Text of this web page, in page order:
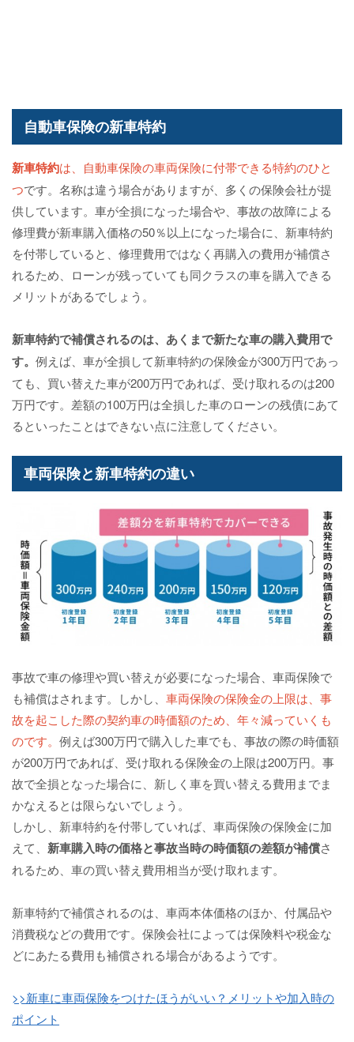
自動車保険の新車特約
新車特約は、自動車保険の車両保険に付帯できる特約のひと
つです。名称は違う場合がありますが、多くの保険会社が提
供しています。車が全損になった場合や、事故の故障による
修理費が新車購入価格の50％以上になった場合に、新車特約
を付帯していると、修理費用ではなく再購入の費用が補償さ
れるため、ローンが残っていても同クラスの車を購入できる
メリットがあるでしょう。
新車特約で補償されるのは、あくまで新たな車の購入費用で
す。 例えば、車が全損して新車特約の保険金が300万円であっ
ても、買い替えた車が200万円であれば、受け取れるのは200
万円です。差額の100万円は全損した車のローンの残債にあて
るといったことはできない点に注意してください。
車両保険と新車特約の違い
事故で車の修理や買い替えが必要になった場合、車両保険で
も補償はされます。しかし、 車両保険の保険金の上限は、事
故を起こした際の契約車の時価額のため、年々減っていくも
のです。 例えば300万円で購入した車でも、事故の際の時価額
が200万円であれば、受け取れる保険金の上限は200万円。事
故で全損となった場合に、新しく車を買い替える費用までま
かなえるとは限らないでしょう。
しかし、新車特約を付帯していれば、車両保険の保険金に加
えて、 新車購入時の価格と事故当時の時価額の差額が補償さ
れるため、車の買い替え費用相当が受け取れます。
新車特約で補償されるのは、車両本体価格のほか、付属品や
消費税などの費用です。保険会社によっては保険料や税金な
どにあたる費用も補償される場合があるようです。
>>新車に車両保険をつけたほうがいい？メリットや加入時の
ポイント